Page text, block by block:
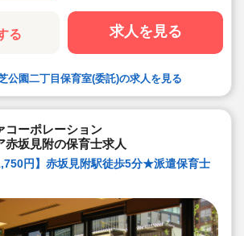
生も充実しております！
保険・社会保険完備（健康・厚生・雇用・労災）
専任のコンサルタントがあなたの派遣就業を安
る 求人を見る
公園二丁目保育室(委託)の求人を見る
コーポレーション
赤坂見附の保育士求人
円】赤坂見附駅徒歩5分★派遣保育士